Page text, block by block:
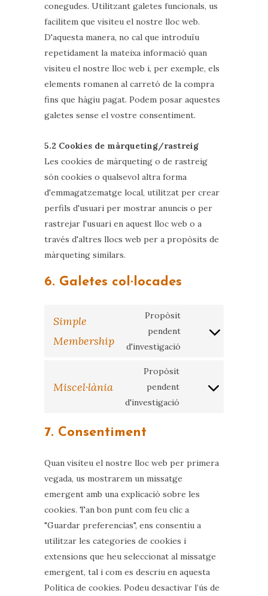
conegudes. Utilitzant galetes funcionals, us
facilitem que visiteu el nostre lloc web.
D'aquesta manera, no cal que introduïu
repetidament la mateixa informació quan
visiteu el nostre lloc web i, per exemple, els
elements romanen al carretó de la compra
fins que hàgiu pagat. Podem posar aquestes
galetes sense el vostre consentiment.
5.2 Cookies de màrqueting/rastreig
Les cookies de màrqueting o de rastreig
són cookies o qualsevol altra forma
d'emmagatzematge local, utilitzat per crear
perfils d'usuari per mostrar anuncis o per
rastrejar l'usuari en aquest lloc web o a
través d'altres llocs web per a propòsits de
màrqueting similars.
6. Galetes col·locades
Simple
Membership
Propòsit
pendent
d'investigació
Consent
simple-
Miscel·lània
Propòsit
pendent
d'investigació
Consent
7. Consentiment
Quan visiteu el nostre lloc web per primera
vegada, us mostrarem un missatge
emergent amb una explicació sobre les
cookies. Tan bon punt com feu clic a
"Guardar preferencias", ens consentiu a
utilitzar les categories de cookies i
extensions que heu seleccionat al missatge
emergent, tal i com es descriu en aquesta
Política de cookies. Podeu desactivar l’ús de